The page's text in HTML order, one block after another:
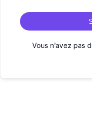
Vous n’avez pas